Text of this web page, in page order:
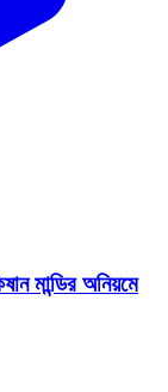
মান্ডির অনিয়মে